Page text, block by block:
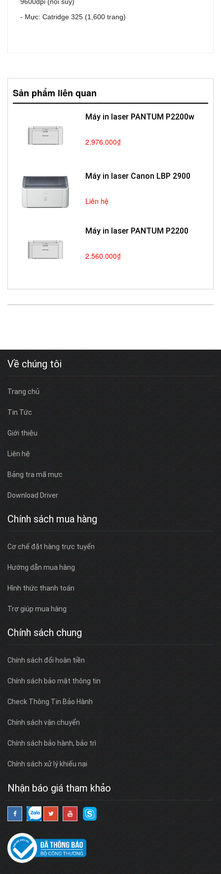
- Mực: Catridge 325 (1,600 trang)
Sản phẩm liên quan
Máy in laser PANTUM P2200w
2.976.000₫
Máy in laser Canon LBP 2900
Liên hệ
Máy in laser PANTUM P2200
2.560.000₫
Về chúng tôi
Trang chủ
Tin Tức
Giới thiệu
Liên hệ
Bảng tra mã mực
Download Driver
Chính sách mua hàng
Cơ chế đặt hàng trực tuyến
Hướng dẫn mua hàng
Hình thức thanh toán
Trợ giúp mua hàng
Chính sách chung
Chính sách đổi hoàn tiền
Chính sách bảo mật thông tin
Check Thông Tin Bảo Hành
Chính sách vận chuyển
Chính sách bảo hành, bảo trì
Chính sách xử lý khiếu nại
Nhận báo giá tham khảo